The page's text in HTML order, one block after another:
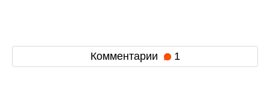
Комментарии 1